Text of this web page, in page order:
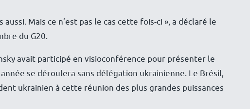
Mais ce n’est pas le cas cette fois-ci », a déclaré le
du G20.
avait participé en visioconférence pour présenter le
se déroulera sans délégation ukrainienne. Le Brésil,
ukrainien à cette réunion des plus grandes puissances